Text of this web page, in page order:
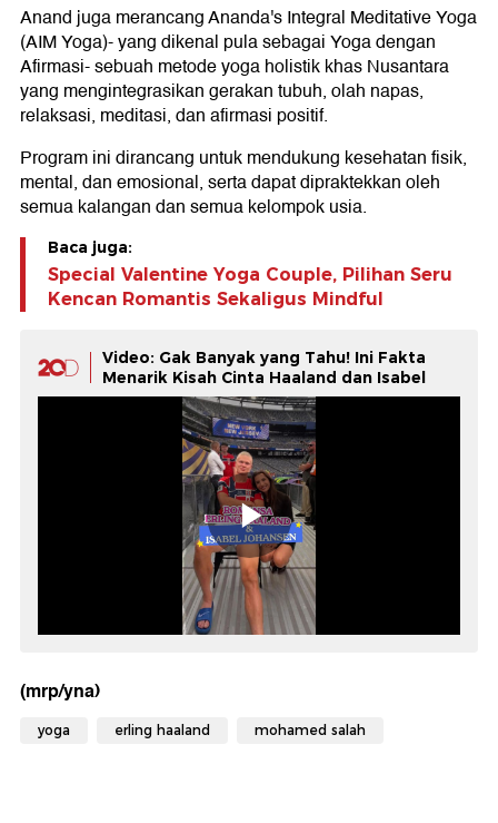
Anand juga merancang Ananda's Integral Meditative Yoga
(AIM Yoga)- yang dikenal pula sebagai Yoga dengan
Afirmasi- sebuah metode yoga holistik khas Nusantara
yang mengintegrasikan gerakan tubuh, olah napas,
relaksasi, meditasi, dan afirmasi positif.
Program ini dirancang untuk mendukung kesehatan fisik,
mental, dan emosional, serta dapat dipraktekkan oleh
semua kalangan dan semua kelompok usia.
Baca juga:
Special Valentine Yoga Couple, Pilihan Seru
Kencan Romantis Sekaligus Mindful
Video: Gak Banyak yang Tahu! Ini Fakta
Menarik Kisah Cinta Haaland dan Isabel
(mrp/yna)
yoga erling haaland mohamed salah